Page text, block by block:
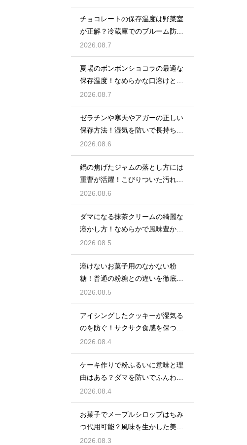
チョコレートの保存温度は野菜室
が正解？冷蔵庫でのブルーム防止
策
2026.08.7
夏場のボンボンショコラの最適な
保存温度！なめらかな口溶けと美
しいツヤを保つための管理方法
2026.08.7
ゼラチンや寒天やアガーの正しい
保存方法！湿気を防いで長持ちさ
せるコツ
2026.08.6
鍋の焦げたジャムの落とし方には
重曹が活躍！こびりついた汚れを
綺麗に落としてピカピカにする技
2026.08.6
ダマになる抹茶クリームの綺麗な
溶かし方！なめらかで風味豊かな
クリームを作る
2026.08.5
溶けないお菓子用のなかない粉
糖！普通の粉糖との違いを徹底解
説
2026.08.5
アイシングしたクッキーが湿気る
のを防ぐ！サクサク食感を保つ裏
技
2026.08.4
ケーキ作りで粉ふるいに意味と理
由はある？ダマを防いでふんわり
と軽い生地に焼き上げるための基
本
2026.08.4
お菓子でメープルシロップはちみ
つ代用可能？風味を生かした美味
しい技
2026.08.3